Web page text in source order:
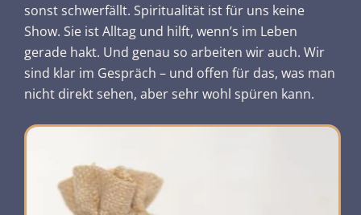
sonst schwerfällt. Spiritualität ist für uns keine
Show. Sie ist Alltag und hilft, wenn’s im Leben
gerade hakt. Und genau so arbeiten wir auch. Wir
sind klar im Gespräch – und offen für das, was man
nicht direkt sehen, aber sehr wohl spüren kann.